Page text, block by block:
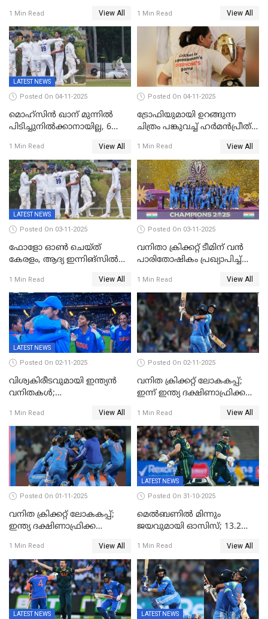
1 Min Read View All
വിൻഡീസിന് ജയം
1 Min Read View All
LATEST NEWS
Posted On 04-11-2025
മൊഹ്സിൻ ഖാന് മുന്നിൽ
പിടിച്ചുനിൽക്കാനായില്ല, 6
കേരളത്തിന് ഇന്നിംഗ്സ്
തോല്‍വി
1 Min Read View All
Posted On 04-11-2025
ട്രോഫിയുമായി ഉറങ്ങുന്ന
ചിത്രം പങ്കുവച്ച് ഹര്‍മന്‍പ്രീത്
1 Min Read View All
LATEST NEWS
Posted On 03-11-2025
ഫോളോ ഓൺ ചെയ്ത്
കേരളം, ആദ്യ ഇന്നിങ്സിൽ
രഞ്ജിയിൽ കർണാടകയ്ക്ക്
കൂറ്റൻ ലീഡ്
1 Min Read View All
Posted On 03-11-2025
വനിതാ ക്രിക്കറ്റ് ടീമിന് വൻ
പാരിതോഷികം പ്രഖ്യാപിച്ച്
1 Min Read View All
LATEST NEWS
Posted On 02-11-2025
വിശ്വകിരീടവുമായി ഇന്ത്യൻ
വനിതകൾ;
ഇന്ത്യയ്ക്ക് വനിതാ ക്രിക്കറ്റ്
ലോകകപ്പ്
1 Min Read View All
Posted On 02-11-2025
വനിത ക്രിക്കറ്റ് ലോകകപ്പ്;
ഇന്ന് ഇന്ത്യ ദക്ഷിണാഫ്രിക്ക
1 Min Read View All
Posted On 01-11-2025
വനിത ക്രിക്കറ്റ് ലോകകപ്പ്;
ഇന്ത്യ ദക്ഷിണാഫ്രിക്ക
1 Min Read View All
LATEST NEWS
Posted On 31-10-2025
മെൽബണിൽ മിന്നും
ജയവുമായി ഓസിസ്; 13.2
പരമ്പരയിൽ ലീഡ്
1 Min Read View All
LATEST NEWS LATEST NEWS